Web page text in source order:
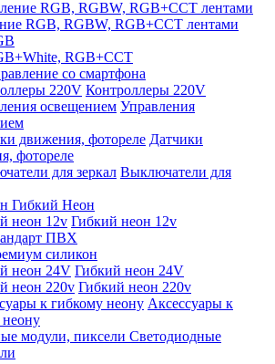
RGB, RGBW, RGB+CCT лентами
RGB+CCT
со смартфона
Контроллеры 220V
Управления
Датчики
фотореле
Выключатели для
Гибкий Неон
Гибкий неон 12v
ПВХ
силикон
Гибкий неон 24V
Гибкий неон 220v
Аксессуары к
Светодиодные